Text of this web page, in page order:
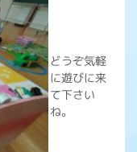
どうぞ気軽
に遊びに来
て下さい
ね。